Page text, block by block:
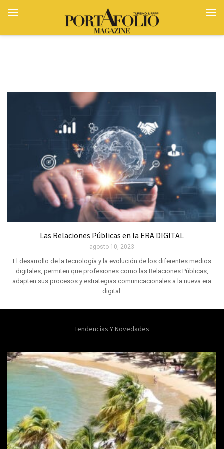
Las Relaciones Públicas en la ERA DIGITAL
agosto 10, 2023
El desarrollo de la tecnología y la evolución de los diferentes medios
digitales, permiten que profesiones como las Relaciones Públicas,
adapten sus procesos y estrategias comunicacionales a la nueva era
digital.
Tendencias Y Novedades